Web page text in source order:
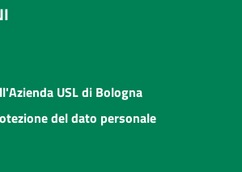
USL di Bologna
del dato personale